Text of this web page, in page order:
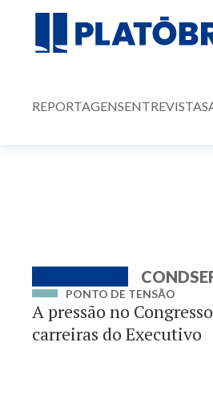
REPORTAGENSENTREVISTAS
PONTO DE TENSÃO
A pressão no
carreiras do Executivo